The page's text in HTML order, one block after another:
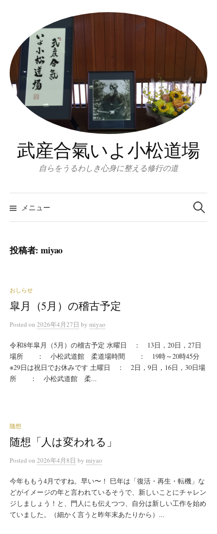
ツ
へ
ス
キ
武産合氣いよ小松道場
自らをうるわしき心身に整える修行の道
メニュー
検
索:
投稿者:miyao
おしらせ
皐月（5月）の稽古予定
Posted on 2026年4月27日 by miyao
令和8年皐月（5月）の稽古予定 水曜日 ： 13日，20日，27日
場所 ： 小松武道館 柔道場時間 ： 19時～20時45分
※29日は祝日でお休みです 土曜日 ： 2日，9日，16日，30日場
所 ： 小松武道館 柔...
随想
随想「人は変われる」
Posted on 2026年4月8日 by miyao
今年ももう4月ですね。早い〜！ 巳年は「復活・再生・転機」な
どがイメージの年と言われているそうで、新しいことにチャレン
ジしましょう！と、門人にも伝えつつ、自分は新しい工作を始め
ていました。（細かく言うと昨年末あたりから）...